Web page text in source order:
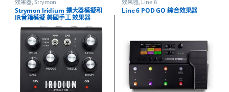
效果器,Strymon
Strymon Iridium 擴大器模擬和
IR音箱模擬 美國手工 效果器
效果器, Line 6
Line 6 POD GO 綜合效果器